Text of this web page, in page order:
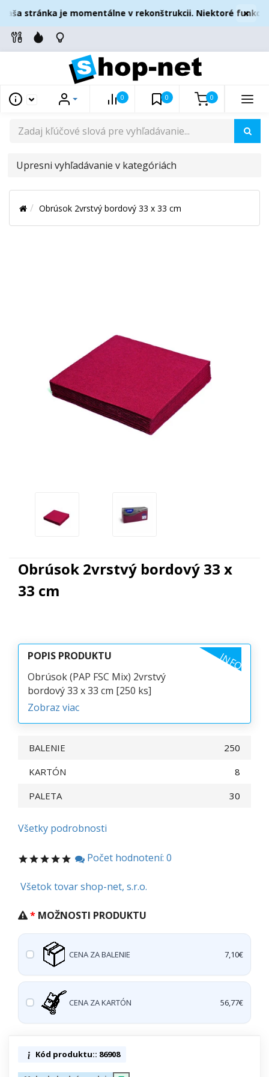
stránka je momentálne v rekonštrukcii. Niektoré funkcie
×
0 0 0
UPRESNI
V
KATEGÓRIÁCH
Obrúsok 2vrstvý bordový 33 x 33 cm
Obrúsok 2vrstvý bordový 33 x
33 cm
POPIS PRODUKTU INFO
Obrúsok (PAP FSC Mix) 2vrstvý
bordový 33 x 33 cm [250 ks]
Zobraz viac
BALENIE
250
KARTÓN
8
PALETA
30
Všetky podrobnosti
Počet hodnotení: 0
Všetok tovar shop-net, s.r.o.
MOŽNOSTI PRODUKTU
CENA ZA BALENIE 7,10€
CENA ZA KARTÓN 56,77€
Kód produktu:: 86908